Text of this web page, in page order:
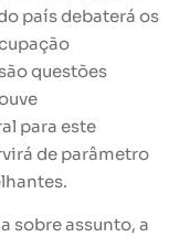
país debaterá os
questões
para este
de parâmetro
sobre assunto, a